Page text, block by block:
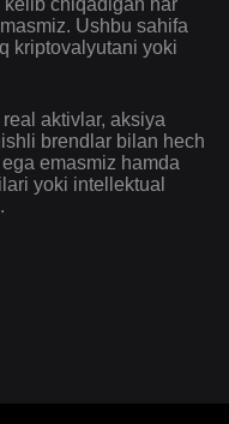
chiqadigan har
Ushbu sahifa
kriptovalyutani yoki
aktivlar, aksiya
brendlar bilan hech
emasmiz hamda
yoki intellektual